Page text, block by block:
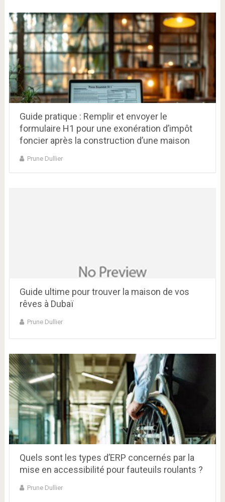
Guide pratique : Remplir et envoyer le
formulaire H1 pour une exonération d’impôt
foncier après la construction d’une maison
Prune Dullier
Guide ultime pour trouver la maison de vos
rêves à Dubaï
Prune Dullier
Quels sont les types d’ERP concernés par la
mise en accessibilité pour fauteuils roulants ?
Prune Dullier